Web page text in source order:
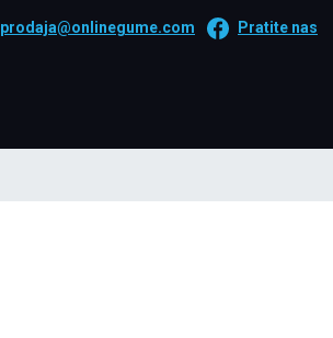
prodaja@onlinegume.com Pratite nas